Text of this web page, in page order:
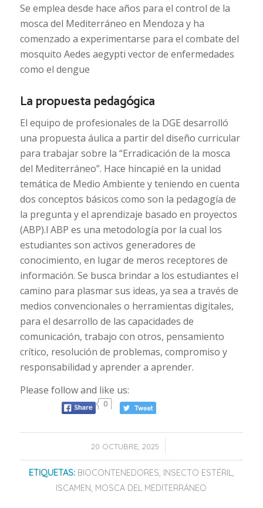
Se emplea desde hace años para el control de la
mosca del Mediterráneo en Mendoza y ha
comenzado a experimentarse para el combate del
mosquito Aedes aegypti vector de enfermedades
como el dengue
La propuesta pedagógica
El equipo de profesionales de la DGE desarrolló
una propuesta áulica a partir del diseño curricular
para trabajar sobre la “Erradicación de la mosca
del Mediterráneo”. Hace hincapié en la unidad
temática de Medio Ambiente y teniendo en cuenta
dos conceptos básicos como son la pedagogía de
la pregunta y el aprendizaje basado en proyectos
(ABP).l ABP es una metodología por la cual los
estudiantes son activos generadores de
conocimiento, en lugar de meros receptores de
información. Se busca brindar a los estudiantes el
camino para plasmar sus ideas, ya sea a través de
medios convencionales o herramientas digitales,
para el desarrollo de las capacidades de
comunicación, trabajo con otros, pensamiento
crítico, resolución de problemas, compromiso y
responsabilidad y aprender a aprender.
Please follow and like us:
0
20 OCTUBRE, 2025
/
ETIQUETAS: BIOCONTENEDORES, INSECTO ESTÉRIL,
ISCAMEN, MOSCA DEL MEDITERRÁNEO